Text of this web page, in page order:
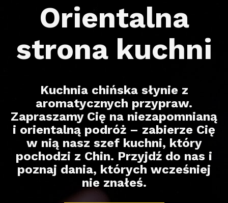
Orientalna
strona kuchni
Kuchnia chińska słynie z
aromatycznych przypraw.
Zapraszamy Cię na niezapomnianą
i orientalną podróż – zabierze Cię
w nią nasz szef kuchni, który
pochodzi z Chin. Przyjdź do nas i
poznaj dania, których wcześniej
nie znałeś.